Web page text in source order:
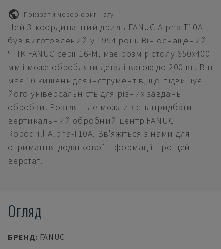
Показати мовою оригіналу
Цей 3-координатний дриль FANUC Alpha-T10A
був виготовлений у 1994 році. Він оснащений
ЧПК FANUC серії 16-M, має розмір столу 650x400
мм і може обробляти деталі вагою до 200 кг. Він
має 10 кишень для інструментів, що підвищує
його універсальність для різних завдань
обробки. Розгляньте можливість придбати
вертикальний обробний центр FANUC
Robodrill Alpha-T10A. Зв'яжіться з нами для
отримання додаткової інформації про цей
верстат.
Огляд
БРЕНД: FANUC